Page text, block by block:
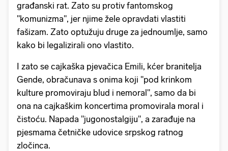
građanski rat. Zato su protiv fantomskog
"komunizma", jer njime žele opravdati vlastiti
fašizam. Zato optužuju druge za jednoumlje, samo
kako bi legalizirali ono vlastito.
I zato se cajkaška pjevačica Emili, kćer branitelja
Gende, obračunava s onima koji "pod krinkom
kulture promoviraju blud i nemoral", samo da bi
ona na cajkaškim koncertima promovirala moral i
čistoću. Napada "jugonostalgiju", a zarađuje na
pjesmama četničke udovice srpskog ratnog
zločinca.